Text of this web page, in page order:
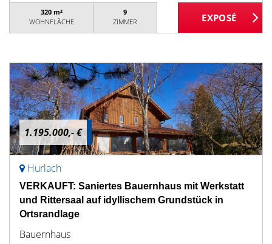
320 m²
WOHNFLÄCHE
9
ZIMMER
1.195.000,- €
Hurlach
VERKAUFT: Saniertes Bauernhaus mit Werkstatt
und Rittersaal auf idyllischem Grundstück in
Ortsrandlage
Bauernhaus